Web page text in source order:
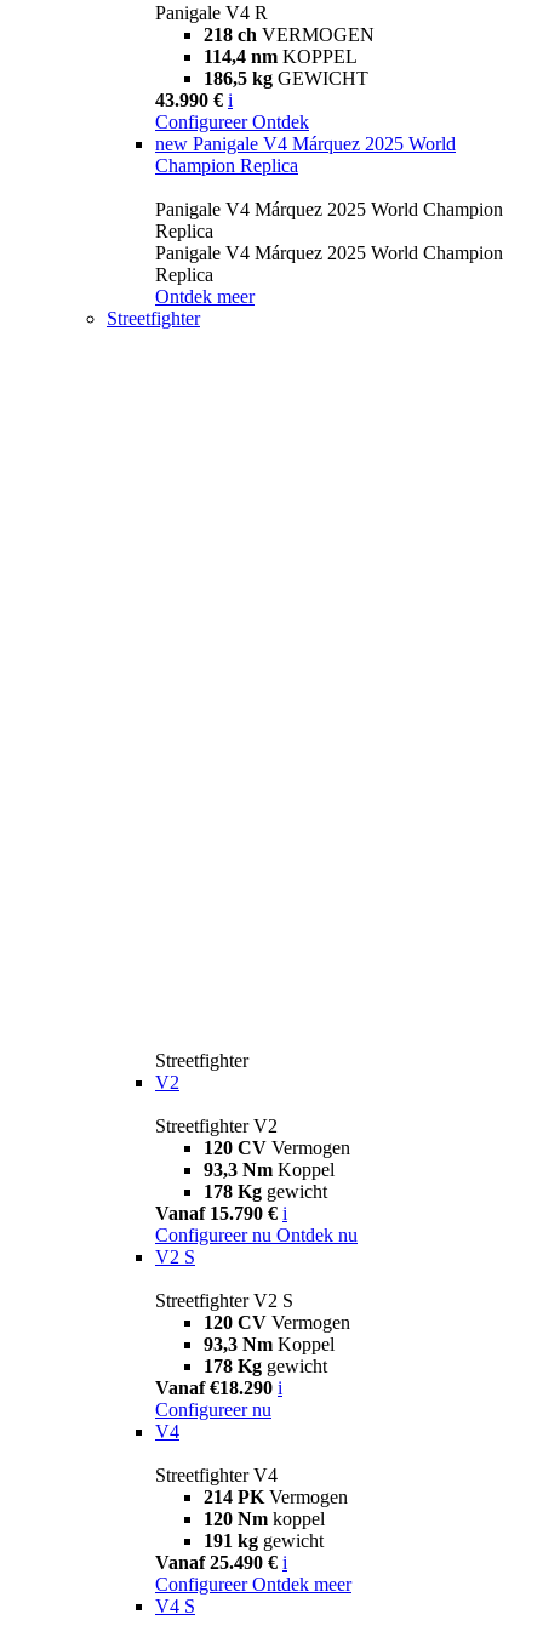
Panigale V4 R
218 ch VERMOGEN
114,4 nm KOPPEL
186,5 kg GEWICHT
43.990 € i
Configureer Ontdek
new Panigale V4 Márquez 2025 World
Champion Replica
Panigale V4 Márquez 2025 World Champion
Replica
Panigale V4 Márquez 2025 World Champion
Replica
Ontdek meer
Streetfighter
Streetfighter
V2
Streetfighter V2
120 CV Vermogen
93,3 Nm Koppel
178 Kg gewicht
Vanaf 15.790 € i
Configureer nu Ontdek nu
V2 S
Streetfighter V2 S
120 CV Vermogen
93,3 Nm Koppel
178 Kg gewicht
Vanaf €18.290 i
Configureer nu
V4
Streetfighter V4
214 PK Vermogen
120 Nm koppel
191 kg gewicht
Vanaf 25.490 € i
Configureer Ontdek meer
V4 S